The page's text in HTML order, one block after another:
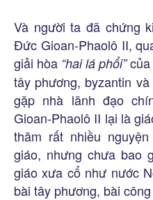
Và người ta đã chứng
Đức Gioan-Phaolô II,
giải hòa “hai lá phổi”của
tây phương, byzantin
gặp nhà lãnh đạo
Gioan-Phaolô II lại là
thăm rất nhiều
giáo, nhưng chưa bao
giáo xưa cổ như nước
bài tây phương, bài